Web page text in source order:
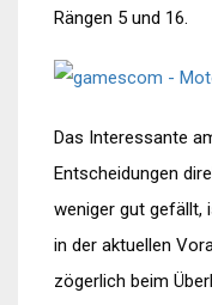
Rängen 5 und 16.
Das Interessante
Entscheidungen
weniger gut gefällt,
in der aktuellen
zögerlich beim